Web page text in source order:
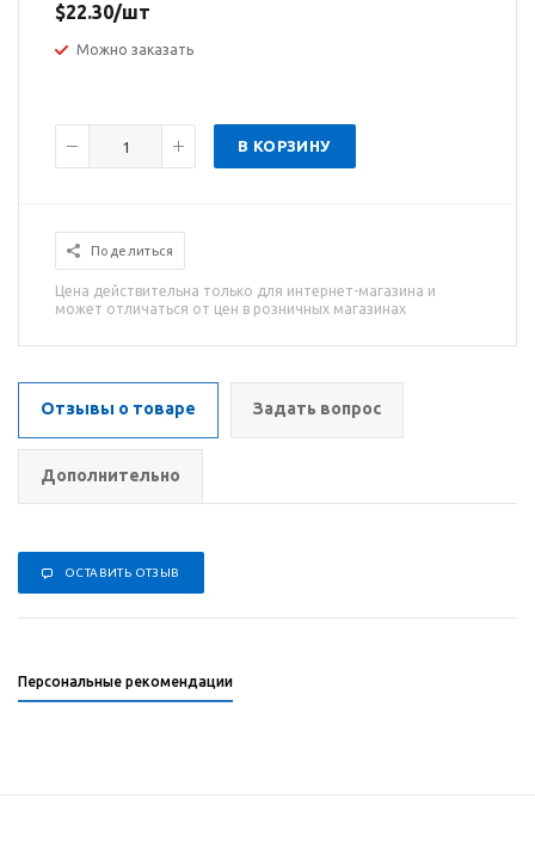
$22.30/шт
Можно заказать
В КОРЗИНУ
Поделиться
Цена действительна только для интернет-магазина и
может отличаться от цен в розничных магазинах
Отзывы о товаре Задать вопрос
Дополнительно
ОСТАВИТЬ ОТЗЫВ
Персональные рекомендации